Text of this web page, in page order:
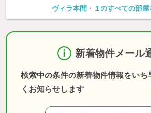
ヴィラ本間・１のすべての部屋
新着物件メール
検索中の条件の新着物件情報をいち
くお知らせします